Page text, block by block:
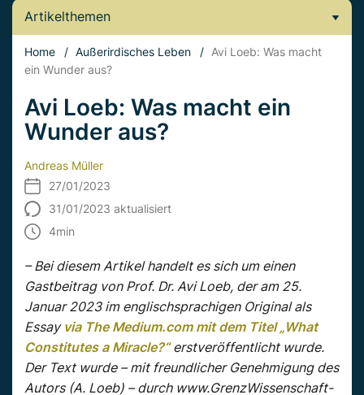
Artikelthemen
Home / Außerirdisches Leben / Avi Loeb: Was macht
ein Wunder aus?
Avi Loeb: Was macht ein
Wunder aus?
Andreas Müller
27/01/2023
31/01/2023 aktualisiert
4min
– Bei diesem Artikel handelt es sich um einen
Gastbeitrag von Prof. Dr. Avi Loeb, der am 25.
Januar 2023 im englischsprachigen Original als
Essay via The Medium.com mit dem Titel „What
Constitutes a Miracle?“erstveröffentlicht wurde.
Der Text wurde – mit freundlicher Genehmigung des
Autors (A. Loeb) – durch www.GrenzWissenschaft-